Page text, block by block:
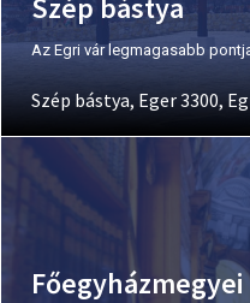
Szép bástya
Az Egri vár legmagasabb
Szép bástya, Eger 3300,